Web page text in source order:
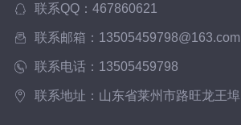
联系QQ：467860621
联系邮箱：13505459798@163.com
联系电话：13505459798
联系地址：山东省莱州市路旺龙王埠